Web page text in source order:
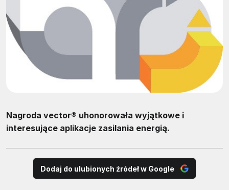
Nagroda vector® uhonorowała wyjątkowe i
interesujące aplikacje zasilania energią.
Dodaj do ulubionych źródeł w Google